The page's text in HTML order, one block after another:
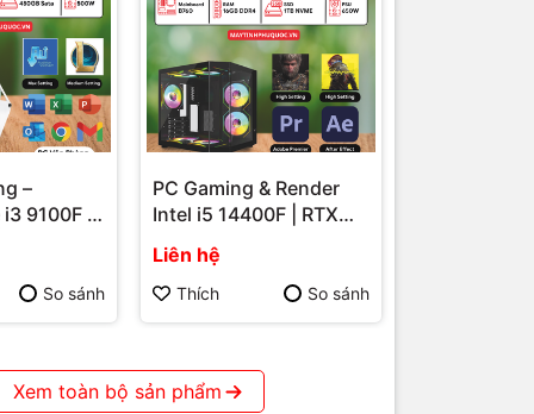
–
9100F |
Định –
Tính
QuốcSo sánh
PC Gaming & Render
Intel i5 14400F | RTX
3060 12GB – Hiệu Năng
Mạnh Mẽ Cho Game Và
Đồ Họa Tại Phú Quốc
Liên hệ
Thích So sánh
Xem toàn bộ sản phẩm